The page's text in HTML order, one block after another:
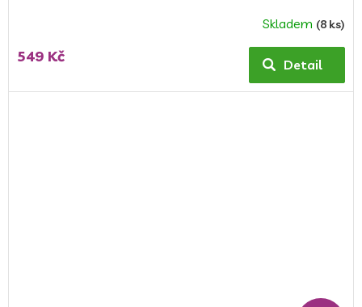
Skladem (8 ks)
549 Kč Detail